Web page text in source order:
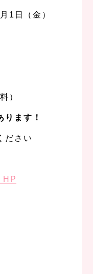
1日（金）
）
ります！
ださい
HP